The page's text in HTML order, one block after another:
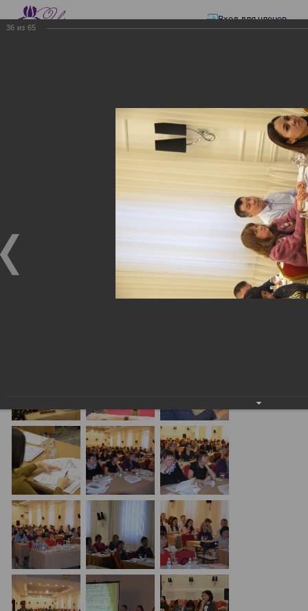
Вход для членов
Презентации — Электронные счета-фактуры
Электронные счета-
Электронные счета-фактуры
Семинар "Информационная система электронных
счетов-фактур"
36 из 65